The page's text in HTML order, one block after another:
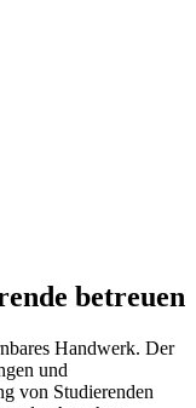
betreuen
Handwerk. Der
und
von Studierenden